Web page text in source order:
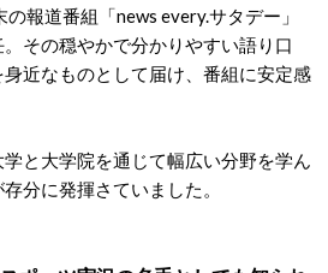
報道番組「news every.サタデー」
。その穏やかで分かりやすい語り口
近なものとして届け、番組に安定感
と大学院を通じて幅広い分野を学ん
分に発揮さていました。